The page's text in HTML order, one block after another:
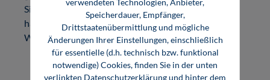
Sie auch ein absatzbezogenes Autorenhonorar und
haben Anspruch auf Vergütungszahlungen der VG
Wort.
Speicherdauer, Empfänger,
Drittstaatenübermittlung und mögliche
Änderungen Ihrer Einstellungen, einschließlich
für essentielle (d.h. technisch bzw. funktional
notwendige) Cookies, finden Sie in der unten
verlinkten Datenschutzerklärung und hinter dem